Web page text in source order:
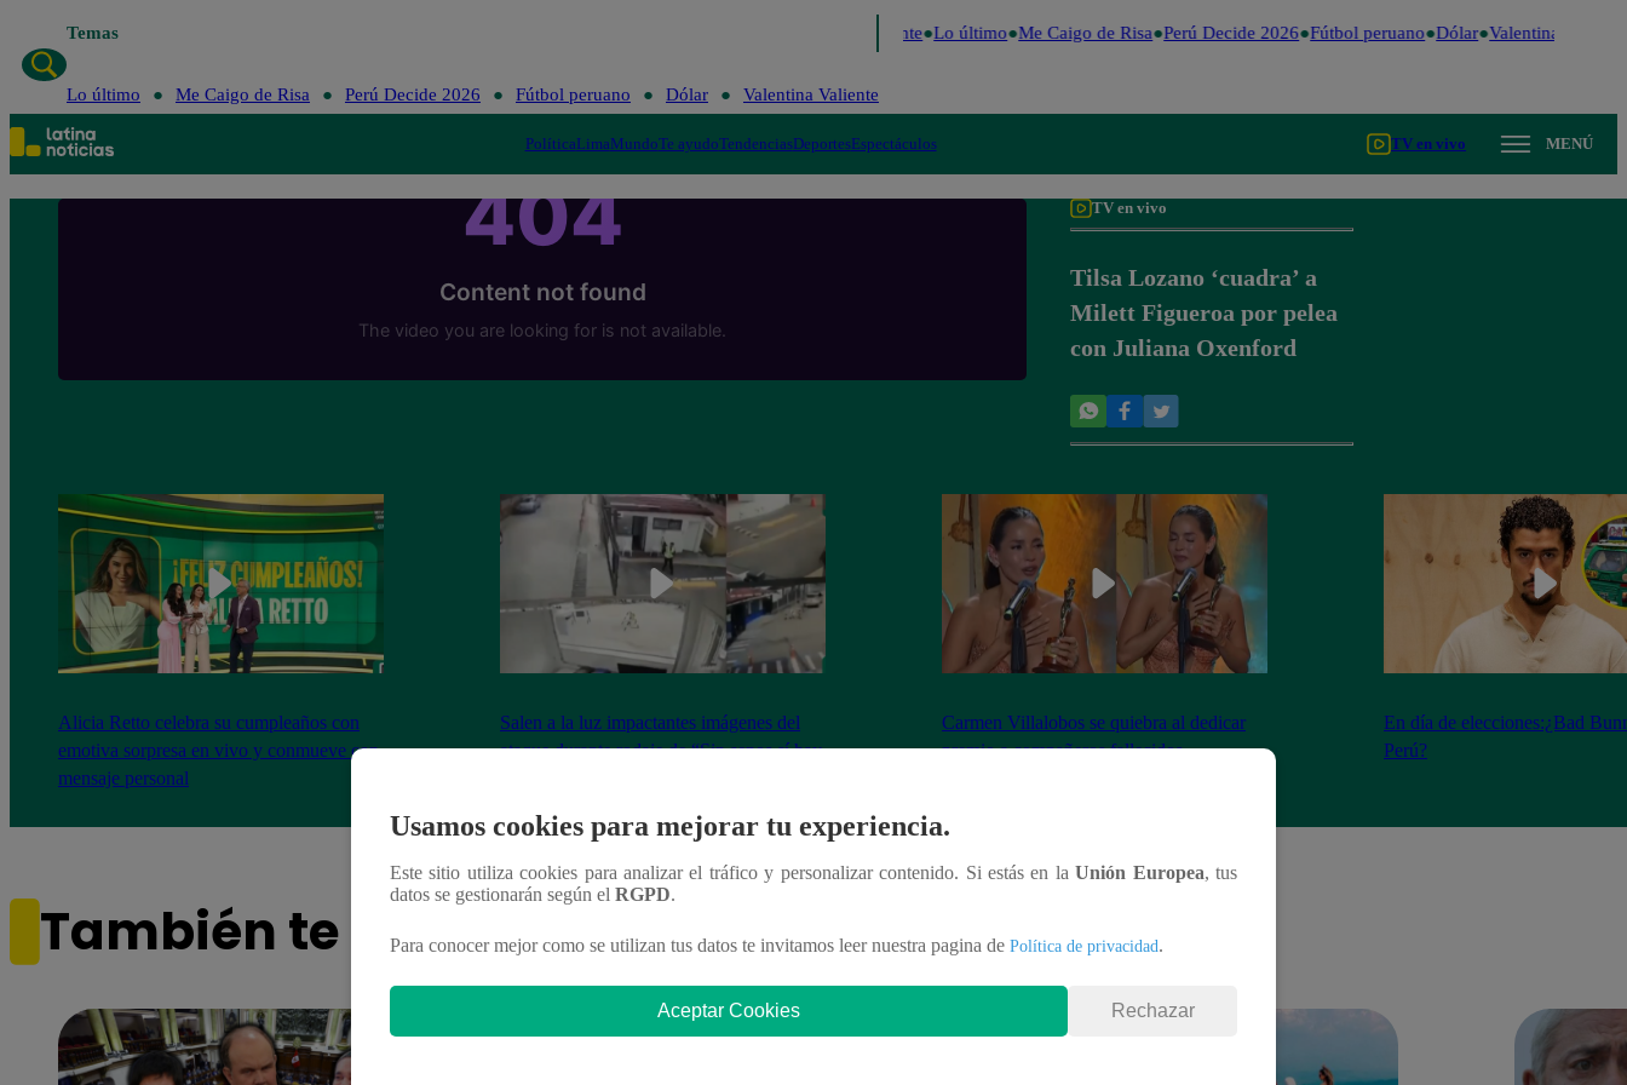
Temas Valentina Valiente Lo último Me Caigo de Risa Perú Decide 2026 Fútbol peruano Dólar Valentina Valiente
Lo último Me Caigo de Risa Perú Decide 2026 Fútbol peruano Dólar Valentina Valiente
PolíticaLimaMundoTe ayudoTendenciasDeportesEspectáculos TV en vivo MENÚ
TV en vivo
Tilsa Lozano ‘cuadra’ a
Milett Figueroa por pelea
con Juliana Oxenford
Alicia Retto celebra su cumpleaños con
emotiva sorpresa en vivo y conmueve con
mensaje personal
Salen a la luz impactantes imágenes del
ataque durante rodaje de “Sin senos sí hay
Carmen Villalobos se quiebra al dedicar
premio a compañeros fallecidos
En día de elecciones:¿Bad
Perú?
También te puede interesar
Usamos cookies para mejorar tu experiencia.
Este sitio utiliza cookies para analizar el tráfico y personalizar contenido. Si estás en laUnión Europea, tus
datos se gestionarán según el RGPD.
Para conocer mejor como se utilizan tus datos te invitamos leer nuestra pagina de Política de privacidad.
Aceptar Cookies Rechazar